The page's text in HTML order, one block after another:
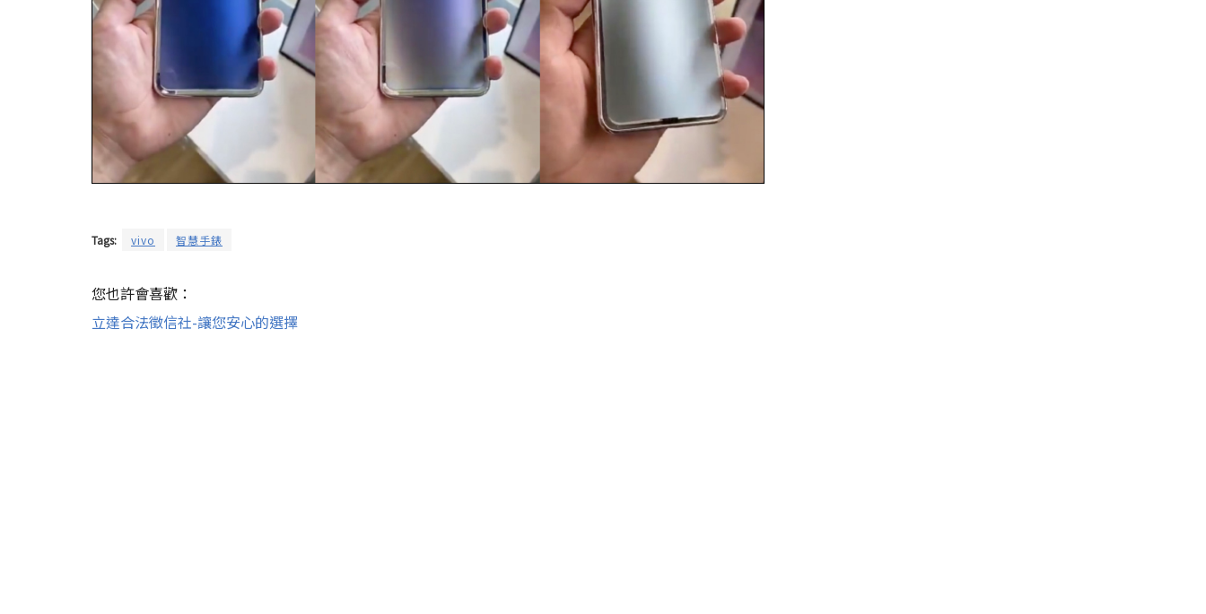
Tags: vivo 智慧手錶
您也許會喜歡：
立達合法徵信社-讓您安心的選擇